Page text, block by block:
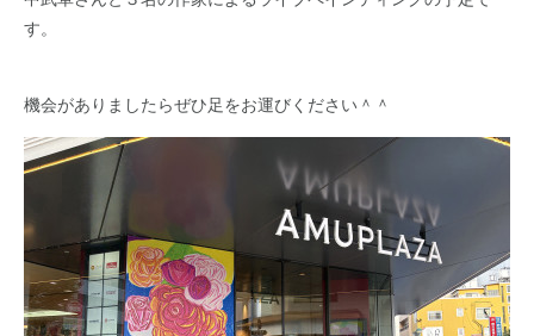
す。
機会がありましたらぜひ足をお運びください＾＾